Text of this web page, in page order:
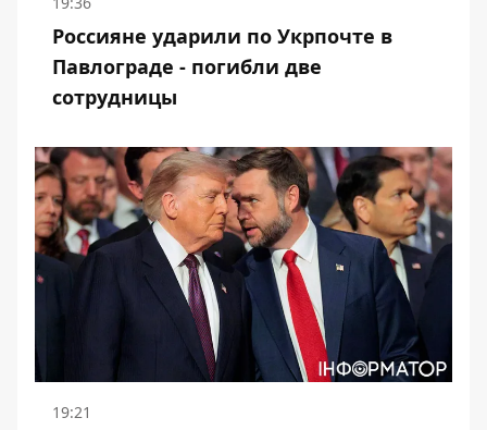
Россияне ударили по Укрпочте в
Павлограде - погибли две
сотрудницы
19:21